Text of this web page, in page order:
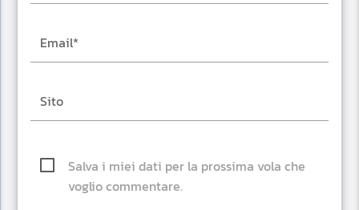
Salva i miei dati per la prossima vola che
voglio commentare.